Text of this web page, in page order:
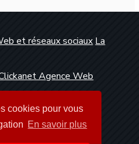
cookies pour vous
En savoir plus
et réseaux sociaux La
Agence Web